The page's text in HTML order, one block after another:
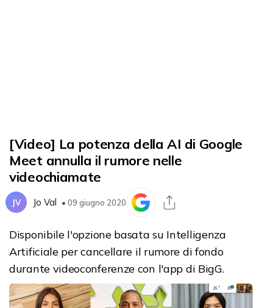
[Video] La potenza della AI di Google
Meet annulla il rumore nelle
videochiamate
JV Jo Val • 09 giugno 2020
Disponibile l'opzione basata su Intelligenza
Artificiale per cancellare il rumore di fondo
durante videoconferenze con l'app di BigG.